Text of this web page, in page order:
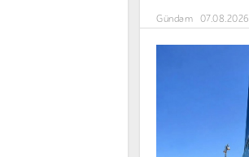
Gündəm 07.08.2026